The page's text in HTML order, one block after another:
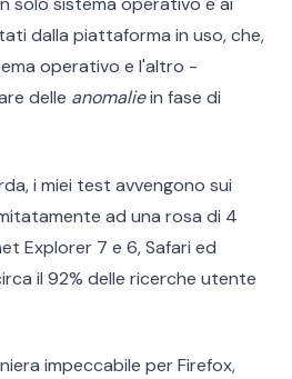
dalla piattaforma in uso, che,
operativo e l'altro -
delle anomaliein fase di
i miei test avvengono sui
ad una rosa di 4
Explorer 7 e 6, Safari ed
il 92% delle ricerche utente
impeccabile per Firefox,